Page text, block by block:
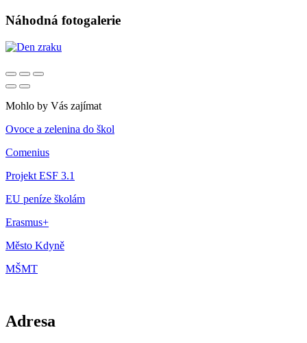
Náhodná fotogalerie
Mohlo by Vás zajímat
Ovoce a zelenina do škol
Comenius
Projekt ESF 3.1
EU peníze školám
Erasmus+
Město Kdyně
MŠMT
Adresa